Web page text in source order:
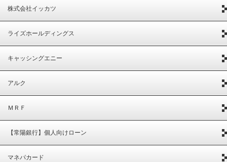
株式会社イッカツ
ライズホールディングス
キャッシングエニー
アルク
ＭＲＦ
【常陽銀行】個人向けローン
マネパカード